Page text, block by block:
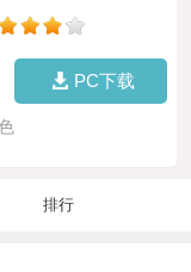
PC下载
排行